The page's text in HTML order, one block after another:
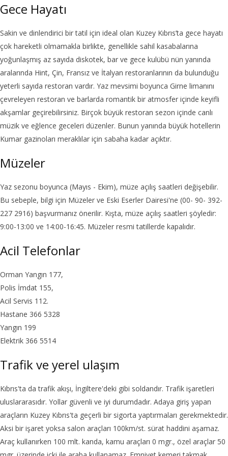
Gece Hayatı
Sakin ve dinlendirici bir tatil için ideal olan Kuzey Kıbrıs’ta gece hayatı
çok hareketli olmamakla birlikte, genellikle sahil kasabalarına
yoğunlaşmış az sayıda diskotek, bar ve gece kulübü nün yanında
aralarında Hint, Çin, Fransız ve İtalyan restoranlarının da bulunduğu
yeterli sayıda restoran vardır. Yaz mevsimi boyunca Girne limanını
çevreleyen restoran ve barlarda romantik bir atmosfer içinde keyifli
akşamlar geçirebilirsiniz. Birçok büyük restoran sezon içinde canlı
müzik ve eğlence geceleri düzenler. Bunun yanında büyük hotellerin
Kumar gazinoları meraklılar için sabaha kadar açıktır.
Müzeler
Yaz sezonu boyunca (Mayıs - Ekim), müze açılış saatleri değişebilir.
Bu sebeple, bilgi için Müzeler ve Eski Eserler Dairesi'ne (00- 90- 392-
227 2916) başvurmanız önerilir. Kışta, müze açılış saatleri şöyledir:
9:00-13:00 ve 14:00-16:45. Müzeler resmi tatillerde kapalıdır.
Acil Telefonlar
Orman Yangın 177,
Polis İmdat 155,
Acil Servis 112.
Hastane 366 5328
Yangın 199
Elektrik 366 5514
Trafik ve yerel ulaşım
Kıbrıs'ta da trafik akışı, İngiltere'deki gibi soldandır. Trafik işaretleri
uluslararasıdır. Yollar güvenli ve iyi durumdadır. Adaya giriş yapan
araçların Kuzey Kıbrıs'ta geçerli bir sigorta yaptırmaları gerekmektedir.
Aksi bir işaret yoksa salon araçları 100km/st. sürat haddini aşamaz.
Araç kullanırken 100 mlt. kanda, kamu araçları 0 mgr., özel araçlar 50